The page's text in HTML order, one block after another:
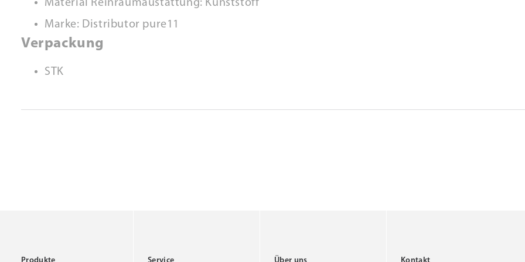
Material Reinraumaustattung: Kunststoff
Marke: Distributor pure11
Verpackung
STK